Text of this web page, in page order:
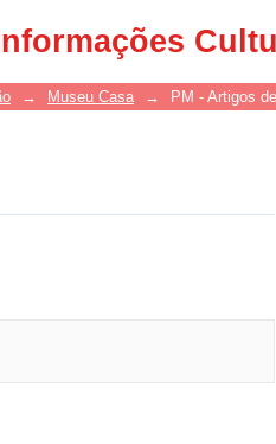
→ Museu Casa → PM - Artigos